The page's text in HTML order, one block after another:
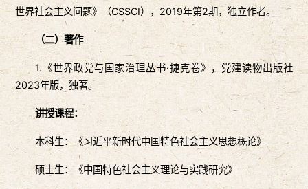
世界社会主义问题》（CSSCI），2019年第2期，独立作者。
（二）著作
1.《世界政党与国家治理丛书·捷克卷》，党建读物出版社
2023年版，独著。
讲授课程：
本科生：《习近平新时代中国特色社会主义思想概论》
硕士生：《中国特色社会主义理论与实践研究》